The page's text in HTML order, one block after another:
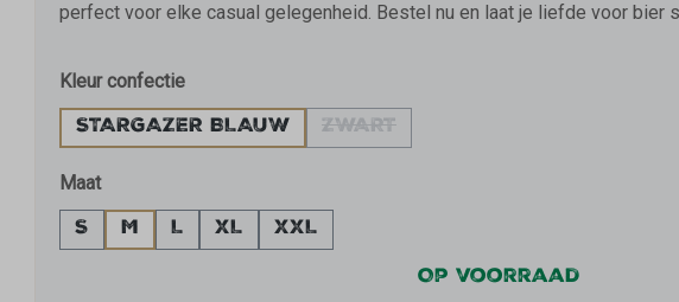
perfect voor elke casual gelegenheid. Bestel nu en laat je liefde voor bier
Selecteer
Kleur confectie
STARGAZER BLAUW ZWART(DEZE OPTIE IS MOMENTEEL NIET
Selecteer
Maat
S M L XL
XXL
Op voorraad